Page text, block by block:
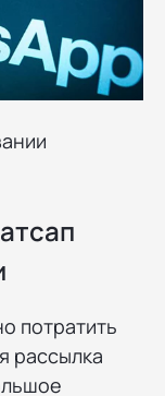
потратить
рассылка